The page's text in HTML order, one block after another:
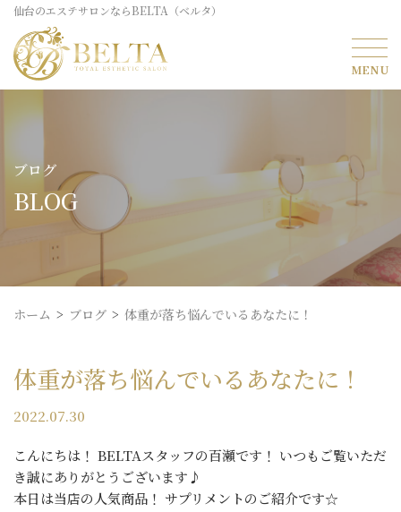
仙台のエステサロンならBELTA（ベルタ）
ブログ
BLOG
ホーム ブログ 体重が落ち悩んでいるあなたに！
体重が落ち悩んでいるあなたに！
2022.07.30
こんにちは！ BELTAスタッフの百瀬です！ いつもご覧いただ
き誠にありがとうございます♪
本日は当店の人気商品！ サプリメントのご紹介です☆